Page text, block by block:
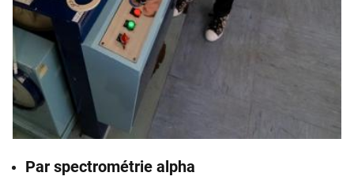
Par spectrométrie alpha